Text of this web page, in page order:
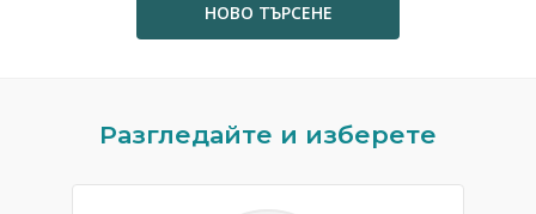
НОВО ТЪРСЕНЕ
Разгледайте и изберете